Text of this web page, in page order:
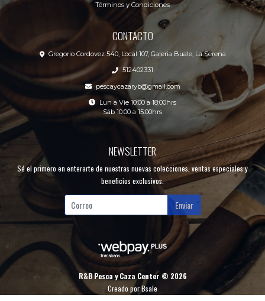
Términos y Condiciones
CONTACTO
Gregorio Cordovez 540, Local 107, Galeria Buale, La Serena
512402331
pescaycazaryb@gmail.com
Lun a Vie 10:00 a 18:00hrs
Sáb 10:00 a 15:00hrs
NEWSLETTER
Sé el primero en enterarte de nuestras nuevas colecciones, ventas especiales y
beneficios exclusivos.
Enviar
R&B Pesca y Caza Center © 2026
Creado porBsale